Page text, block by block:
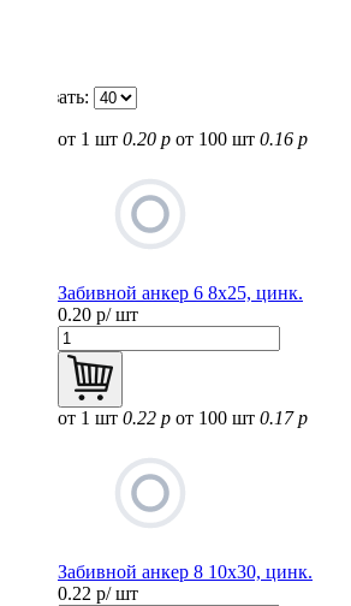
Показать:
от 1 шт 0.20 р от 100 шт 0.16 р
Забивной анкер 6 8х25, цинк.
0.20 р/ шт
от 1 шт 0.22 р от 100 шт 0.17 р
Забивной анкер 8 10х30, цинк.
0.22 р/ шт